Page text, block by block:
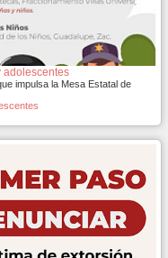
adolescentes
impulsa la Mesa Estatal de